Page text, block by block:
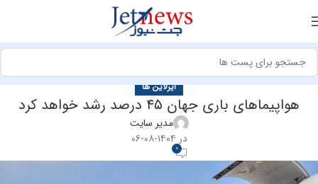
ایرلاین ها
هواپیماهای باری جهان ۴۵ درصد رشد خواهد کرد
مدیر سایت
در ۱۴۰۴-۰۸-۰۶
0